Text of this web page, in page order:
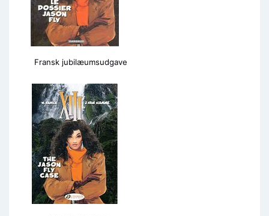
Fransk jubilæumsudgave